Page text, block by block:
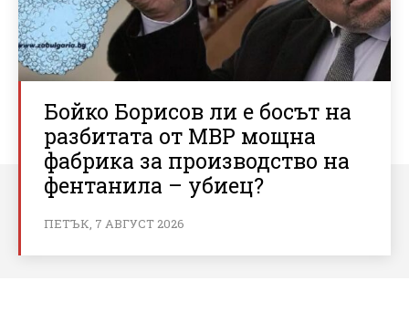
Бойко Борисов ли е босът на
разбитата от МВР мощна
фабрика за производство на
фентанила – убиец?
ПЕТЪК, 7 АВГУСТ 2026